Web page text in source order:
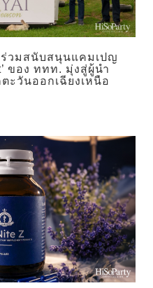
ร่วมสนับสนุนแคมเปญ
ของ ททท. มุ่งสู่ผู้นำ
ะวันออกเฉียงเหนือ